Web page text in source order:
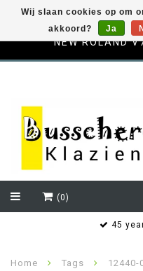
NEW ROLAND
(0)
45
Home Tags 12440-
Wij slaan cookies op om
akkoord?
Ja